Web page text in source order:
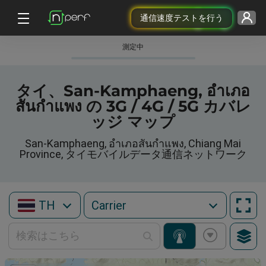
通信速度テストを行う
測定中
タイ、San-Kamphaeng, อำเภอ
สันกำแพง の 3G / 4G / 5G カバレ
ッジ マップ
San-Kamphaeng, อำเภอสันกำแพง, Chiang Mai
Province, タイモバイルデータ通信ネットワーク
TH